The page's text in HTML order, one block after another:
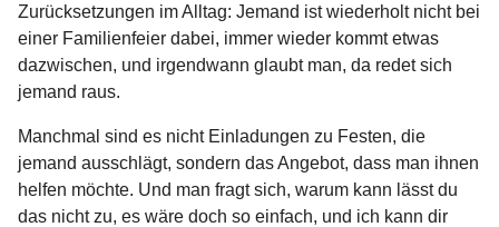
Zurücksetzungen im Alltag: Jemand ist wiederholt nicht bei
einer Familienfeier dabei, immer wieder kommt etwas
dazwischen, und irgendwann glaubt man, da redet sich
jemand raus.
Manchmal sind es nicht Einladungen zu Festen, die
jemand ausschlägt, sondern das Angebot, dass man ihnen
helfen möchte. Und man fragt sich, warum kann lässt du
das nicht zu, es wäre doch so einfach, und ich kann dir